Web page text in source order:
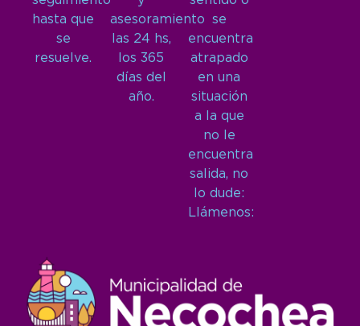
hasta que
se
resuelve.
asesoramiento
las 24 hs,
los 365
días del
año.
se
encuentra
atrapado
en una
situación
a la que
no le
encuentra
salida, no
lo dude:
Llámenos: